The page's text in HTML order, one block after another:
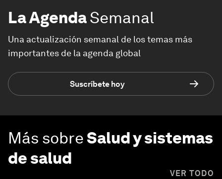
La AgendaSemanal
Una actualización semanal de los temas más
importantes de la agenda global
Suscríbete hoy
Más sobreSalud y sistemas
de salud
VER TODO